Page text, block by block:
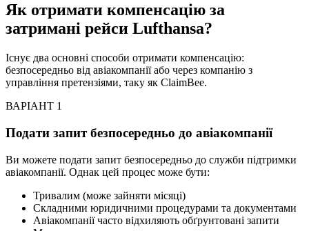
Як отримати компенсацію за
затримані рейси Lufthansa?
Існує два основні способи отримати компенсацію:
безпосередньо від авіакомпанії або через компанію з
управління претензіями, таку як ClaimBee.
ВАРІАНТ 1
Подати запит безпосередньо до авіакомпанії
Ви можете подати запит безпосередньо до служби підтримки
авіакомпанії. Однак цей процес може бути:
Тривалим (може зайняти місяці)
Складними юридичними процедурами та документами
Авіакомпанії часто відхиляють обґрунтовані запити